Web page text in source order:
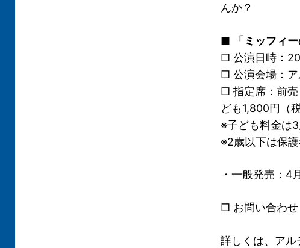
んか？
■
「ミッフィ
□ 公演日時：
□ 公演会場：ア
□ 指定席：前
ども1,800円（税
※子ども料金は
※2歳以下は保
・一般発売：4
□ お問い合わ
詳しくは、ア